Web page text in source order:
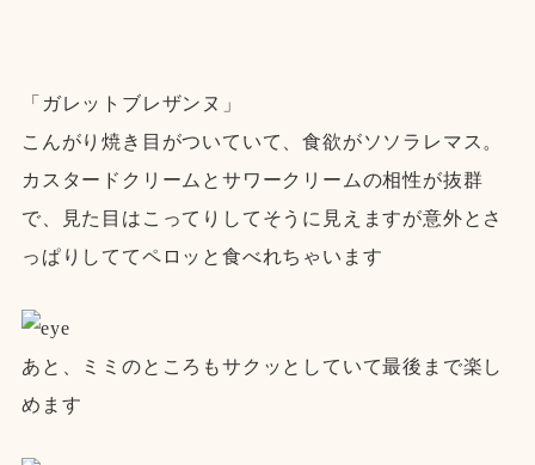
「ガレットブレザンヌ」
こんがり焼き目がついていて、食欲がソソラレマス。
カスタードクリームとサワークリームの相性が抜群
で、見た目はこってりしてそうに見えますが意外とさ
っぱりしててペロッと食べれちゃいます
あと、ミミのところもサクッとしていて最後まで楽し
めます